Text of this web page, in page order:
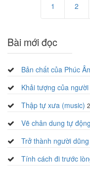
1 2
Bài mới đọc
Bản chất của Phúc
Khải tượng của
Thập tự xưa (music)
Vẽ chân dung tự
Trở thành người
Tính cách đi trước